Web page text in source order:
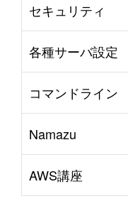
セキュリティ
各種サーバ設定
コマンドライン
Namazu
AWS講座